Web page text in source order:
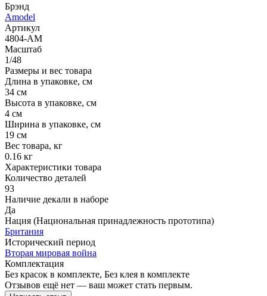
Брэнд
Amodel
Артикул
4804-AM
Масштаб
1/48
Размеры и вес товара
Длина в упаковке, см
34 см
Высота в упаковке, см
4 см
Ширина в упаковке, см
19 см
Вес товара, кг
0.16 кг
Характеристики товара
Количество деталей
93
Наличие декали в наборе
Да
Нация (Национальная принадлежность прототипа)
Британия
Исторический период
Вторая мировая война
Комплектация
Без красок в комплекте, Без клея в комплекте
Отзывов ещё нет — ваш может стать первым.